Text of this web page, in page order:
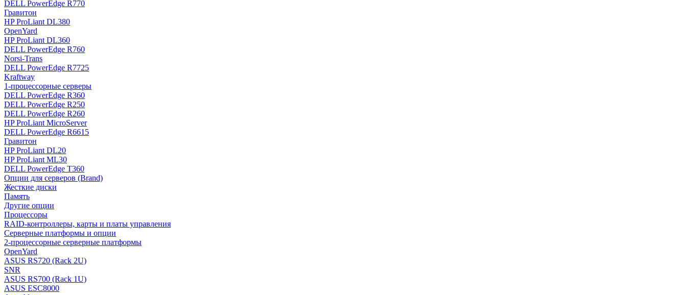
DELL PowerEdge R770
Гравитон
HP ProLiant DL380
OpenYard
HP ProLiant DL360
DELL PowerEdge R760
Norsi-Trans
DELL PowerEdge R7725
Kraftway
1-процессорные серверы
DELL PowerEdge R360
DELL PowerEdge R250
DELL PowerEdge R260
HP ProLiant MicroServer
DELL PowerEdge R6615
Гравитон
HP ProLiant DL20
HP ProLiant ML30
DELL PowerEdge T360
Опции для серверов (Brand)
Жесткие диски
Память
Другие опции
Процессоры
RAID-контроллеры, карты и платы управления
Серверные платформы и опции
2-процессорные серверные платформы
OpenYard
ASUS RS720 (Rack 2U)
SNR
ASUS RS700 (Rack 1U)
ASUS ESC8000